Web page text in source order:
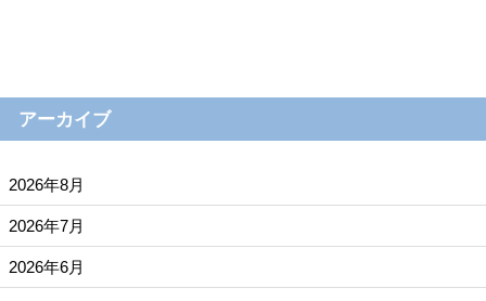
アーカイブ
2026年8月
2026年7月
2026年6月